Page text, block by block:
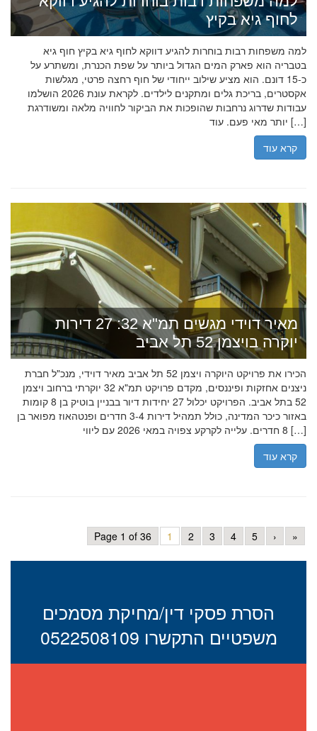
לחוף גיא בקיץ
למה משפחות רבות בוחרות להגיע דווקא לחוף גיא בקיץ חוף גיא
בטבריה הוא פארק המים הגדול ביותר על שפת הכנרת, ומשתרע על
כ-15 דונם. הוא מציע שילוב ייחודי של חוף רחצה פרטי, מגלשות
אקסטרים, בריכת גלים ומתקנים לילדים. לקראת עונת 2026 הושלמו
עבודות שדרוג נרחבות שהופכות את הביקור לחוויה מלאה ומשודרגת
יותר מאי פעם. עוד […]
קרא עוד
מאיר דוידי מגשים תמ"א 32: 27 דירות
יוקרה בויצמן 52 תל אביב
הכירו את פרויקט היוקרה ויצמן 52 תל אביב מאיר דוידי, מנכ"ל חברת
ניצנים אחזקות ופיננסים, מקדם פרויקט תמ"א 32 יוקרתי ברחוב ויצמן
52 בתל אביב. הפרויקט יכלול 27 יחידות דיור בבניין בוטיק בן 8 קומות
באזור כיכר המדינה, כולל תמהיל דירות 3-4 חדרים ופנטהאוז מפואר בן
8 חדרים. עלייה לקרקע צפויה במאי 2026 עם ליווי […]
קרא עוד
Page 1 of 36 1 2 3 4 5 › »
הסרת פסקי דין/מחיקת מסמכים
משפטיים התקשרו 0522508109